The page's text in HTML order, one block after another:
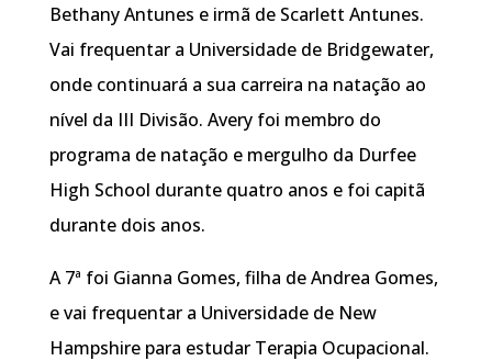
Bethany Antunes e irmã de Scarlett Antunes.
Vai frequentar a Universidade de Bridgewater,
onde continuará a sua carreira na natação ao
nível da III Divisão. Avery foi membro do
programa de natação e mergulho da Durfee
High School durante quatro anos e foi capitã
durante dois anos.
A 7ª foi Gianna Gomes, filha de Andrea Gomes,
e vai frequentar a Universidade de New
Hampshire para estudar Terapia Ocupacional.